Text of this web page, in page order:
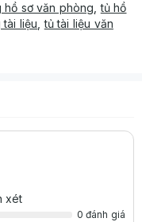
hồ sơ văn phòng ,tủ hồ
liệu ,tủ tài liệu văn
xét
0 đánh giá